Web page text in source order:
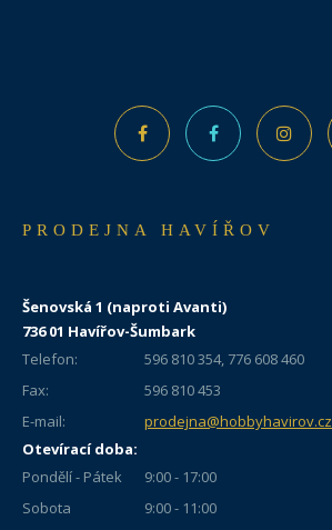
PRODEJNA HAVÍŘOV
Šenovská 1 (naproti Avanti)
736 01 Havířov-Šumbark
Telefon:
596 810 354, 776 608 460
Fax:
596 810 453
E-mail:
prodejna@hobbyhavirov.cz
Otevírací doba:
Pondělí - Pátek
9:00 - 17:00
Sobota
9:00 - 11:00